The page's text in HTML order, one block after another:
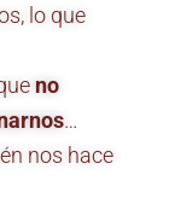
lo que
no
…
nos hace